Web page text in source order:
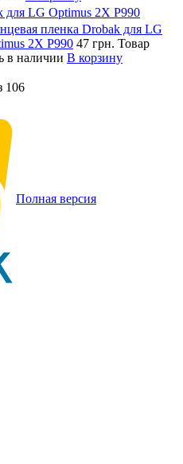
для LG Optimus 2X P990
пленка Drobak для LG
2X P990 47 грн. Товар
в наличии В корзину
106
Полная версия